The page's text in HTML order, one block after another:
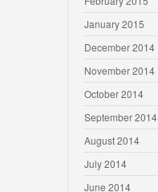
January 2015
December 2014
November 2014
October 2014
September 2014
August 2014
July 2014
June 2014